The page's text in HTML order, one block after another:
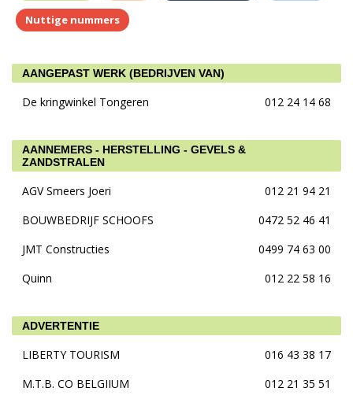
Nuttige nummers
AANGEPAST WERK (BEDRIJVEN VAN)
De kringwinkel Tongeren 012 24 14 68
AANNEMERS - HERSTELLING - GEVELS &
ZANDSTRALEN
AGV Smeers Joeri
012 21 94 21
BOUWBEDRIJF SCHOOFS
0472 52 46 41
JMT Constructies
0499 74 63 00
Quinn
012 22 58 16
ADVERTENTIE
LIBERTY TOURISM
016 43 38 17
M.T.B. CO BELGIIUM
012 21 35 51